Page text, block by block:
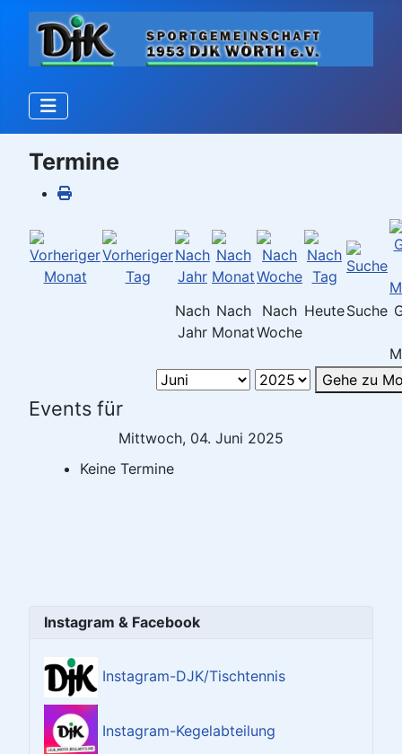
Termine
Nach
Jahr
Nach
Monat
Nach
Woche
HeuteSuche
Gehe zu
Events für
Mittwoch, 04. Juni 2025
Keine Termine
Instagram & Facebook
Instagram-DJK/Tischtennis
Instagram-Kegelabteilung